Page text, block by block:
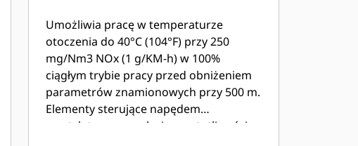
Umożliwia pracę w temperaturze
otoczenia do 40°C (104°F) przy 250
mg/Nm3 NOx (1 g/KM-h) w 100%
ciągłym trybie pracy przed obniżeniem
parametrów znamionowych przy 500 m.
Elementy sterujące napędem
wentylatora z regulacją częstotliwości